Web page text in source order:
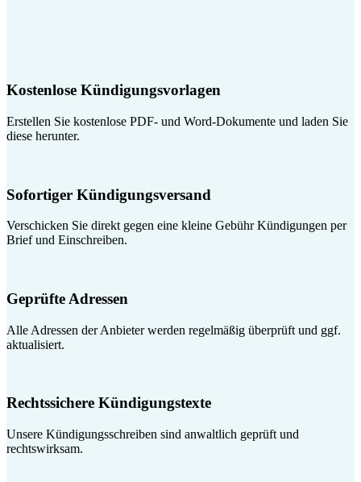
Kostenlose Kündigungsvorlagen
Erstellen Sie kostenlose PDF- und Word-Dokumente und laden Sie
diese herunter.
Sofortiger Kündigungsversand
Verschicken Sie direkt gegen eine kleine Gebühr Kündigungen per
Brief und Einschreiben.
Geprüfte Adressen
Alle Adressen der Anbieter werden regelmäßig überprüft und ggf.
aktualisiert.
Rechtssichere Kündigungstexte
Unsere Kündigungsschreiben sind anwaltlich geprüft und
rechtswirksam.